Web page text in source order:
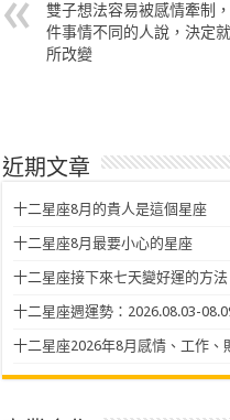
雙子想法容易被感情牽制
件事情不同的人說，決定
所改變
近期文章
十二星座8月的貴人是這個星座
十二星座8月最要小心的星座
十二星座接下來七天變好運的方法
十二星座週運勢：2026.08.03-
十二星座2026年8月感情、工作、